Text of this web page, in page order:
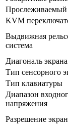
Прослеживаемый
KVM
Выдвижная
система
Диагональ экрана
Тип сенсорного
Тип клавиатуры
Диапазон
напряжения
Разрешение